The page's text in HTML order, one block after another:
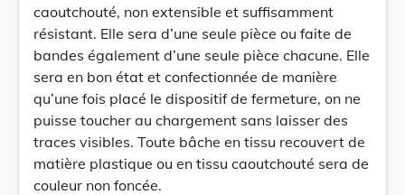
caoutchouté, non extensible et suffisamment
résistant. Elle sera d’une seule pièce ou faite de
bandes également d’une seule pièce chacune. Elle
sera en bon état et confectionnée de manière
qu’une fois placé le dispositif de fermeture, on ne
puisse toucher au chargement sans laisser des
traces visibles. Toute bâche en tissu recouvert de
matière plastique ou en tissu caoutchouté sera de
couleur non foncée.